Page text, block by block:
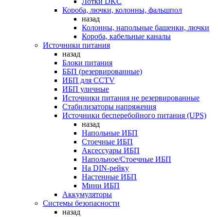
Короба, лючки, колонны, фальшпол
назад
Колонны, напольные башенки, лючки
Короба, кабельные каналы
Источники питания
назад
Блоки питания
ББП (резервированные)
ИБП для CCTV
ИБП уличные
Источники питания не резервированные
Стабилизаторы напряжения
Источники бесперебойного питания (UPS)
назад
Напольные ИБП
Стоечные ИБП
Аксессуары ИБП
Напольное/Стоечные ИБП
На DIN-рейку
Настенные ИБП
Мини ИБП
Аккумуляторы
Системы безопасности
назад